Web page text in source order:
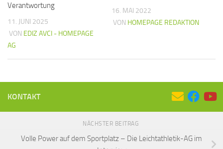
Verantwortung
11. JUNI 2025
VON EDIZ AVCI - HOMEPAGE
AG
16. MAI 2022
VON HOMEPAGE REDAKTION
KONTAKT
NÄCHSTER BEITRAG
Volle Power auf dem Sportplatz – Die Leichtathletik-AG im